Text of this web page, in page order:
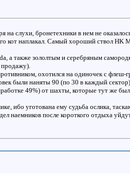
слухи, бронетехники в нем не
кот наплакал. Самый хороший ствол
а также зололтым и серебряным
продажу).
охотился на одиночек с флеш-
были наняты 90 (по 30 в каждый
49%) от шахты, которые тут же
ибо уготована ему судьба ослика,
наемников после короткого отдыха